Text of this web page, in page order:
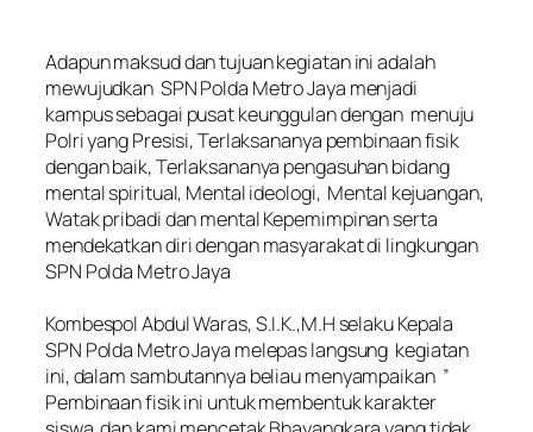
‎Adapun maksud dan tujuan kegiatan ini adalah
mewujudkan SPN Polda Metro Jaya menjadi
kampus sebagai pusat keunggulan dengan menuju
Polri yang Presisi, Terlaksananya pembinaan fisik
dengan baik, Terlaksananya pengasuhan bidang
mental spiritual, Mental ideologi, Mental kejuangan,
Watak pribadi dan mental Kepemimpinan serta
mendekatkan diri dengan masyarakat di lingkungan
SPN Polda Metro Jaya
‎Kombespol Abdul Waras, S.I.K.,M.H selaku Kepala
SPN Polda Metro Jaya melepas langsung kegiatan
ini, dalam sambutannya beliau menyampaikan ”
Pembinaan fisik ini untuk membentuk karakter